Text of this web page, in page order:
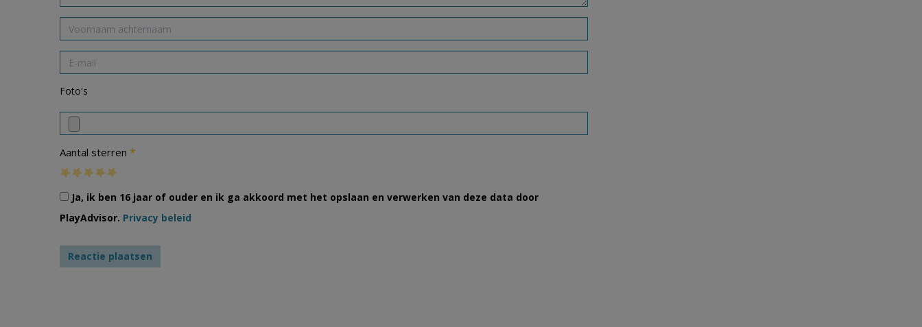
Foto's
Aantal sterren *
Ja, ik ben 16 jaar of ouder en ik ga akkoord met het opslaan en verwerken van deze data door
PlayAdvisor. Privacy beleid